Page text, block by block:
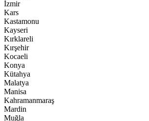
İzmir
Kars
Kastamonu
Kayseri
Kırklareli
Kırşehir
Kocaeli
Konya
Kütahya
Malatya
Manisa
Kahramanmaraş
Mardin
Muğla